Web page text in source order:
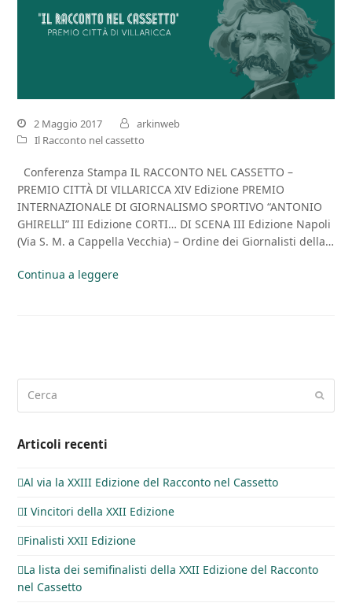
2 Maggio 2017
arkinweb
Il Racconto nel cassetto
Conferenza Stampa IL RACCONTO NEL CASSETTO –
PREMIO CITTÀ DI VILLARICCA XIV Edizione PREMIO
INTERNAZIONALE DI GIORNALISMO SPORTIVO “ANTONIO
GHIRELLI” III Edizione CORTI… DI SCENA III Edizione Napoli
(Via S. M. a Cappella Vecchia) – Ordine dei Giornalisti della…
Continua a leggere
Invia
Articoli recenti
Al via la XXIII Edizione del Racconto nel Cassetto
I Vincitori della XXII Edizione
Finalisti XXII Edizione
La lista dei semifinalisti della XXII Edizione del Racconto
nel Cassetto